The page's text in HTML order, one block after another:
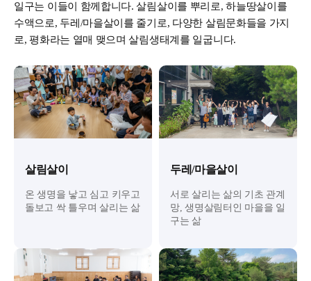
일구는 이들이 함께합니다. 살림살이를 뿌리로, 하늘땅살이를
수액으로, 두레/마을살이를 줄기로, 다양한 살림문화들을 가지
로, 평화라는 열매 맺으며 살림생태계를 일굽니다.
살림살이
온 생명을 낳고 심고 키우고
돌보고 싹 틀우며 살리는 삶
두레/마을살이
서로 살리는 삶의 기초 관계
망, 생명살림터인 마을을 일
구는 삶